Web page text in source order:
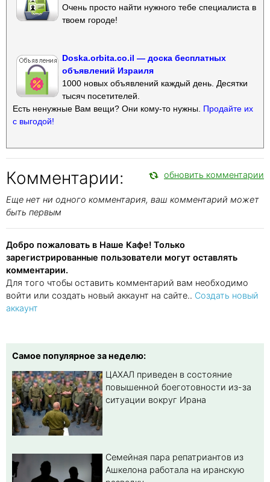
Очень просто найти нужного тебе специалиста в
твоем городе!
Doska.orbita.co.il — доска бесплатных
объявлений Израиля
1000 новых объявлений каждый день. Десятки
тысяч посетителей.
Есть ненужные Вам вещи? Они кому-то нужны. Продайте их
с выгодой!
Комментарии: обновить комментарии
Еще нет ни одного комментария, ваш комментарий может
быть первым
Добро пожаловать в Наше Кафе! Только
зарегистрированные пользователи могут оставлять
комментарии.
Для того чтобы оставить комментарий вам необходимо
войти или создать новый аккаунт на сайте.. Создать новый
аккаунт
Самое популярное за неделю:
ЦАХАЛ приведен в состояние
повышенной боеготовности из-за
ситуации вокруг Ирана
Семейная пара репатриантов из
Ашкелона работала на иранскую